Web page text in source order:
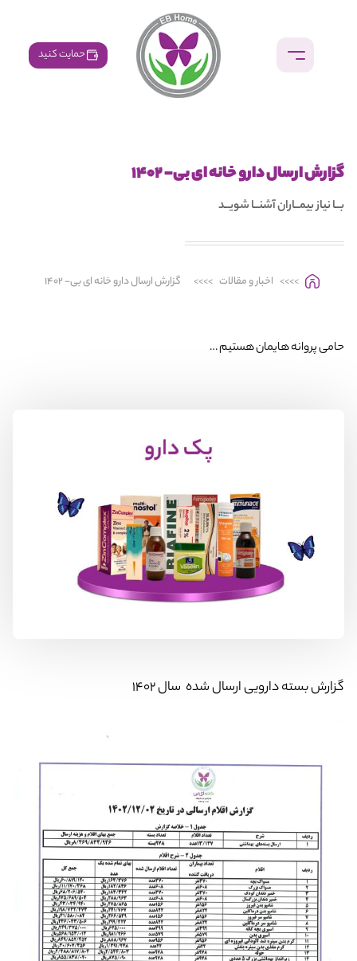
حمایت کنید
گزارش ارسال دارو خانه ای بی- ۱۴۰۲
بــا نیاز بیمــاران آشنــا شویــد
>>>> اخبار و مقالات >>>> گزارش ارسال دارو خانه ای بی- ۱۴۰۲
حامی پروانه هایمان هستیم …
گزارش بسته دارویی ارسال شده سال ۱۴۰۲